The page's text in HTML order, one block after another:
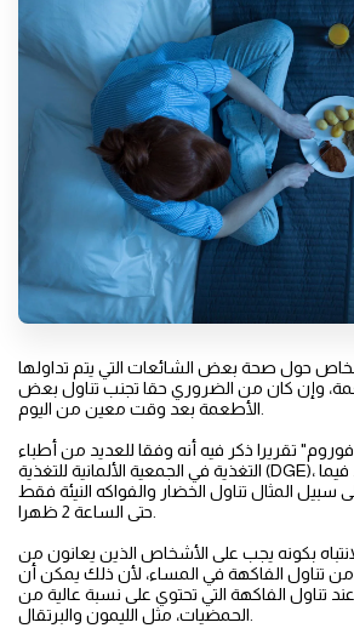
حول صحة بعض الشائعات التي يتم تداولها
وإن كان من الضروري حقا تجنب تناول بعض
الأطعمة بعد وقت معين من اليوم.
تقريرا ذكر فيه أنه وفقا للعديد من أطباء
التغذية في الجمعية الألمانية للتغذية (DGE)، لا يوجد دليل علمي مؤكد فيما
سبيل المثال تناول الخضار والفواكه النيئة فقط
حتى الساعة 2 ظهرا.
بكونه يجب على الأشخاص الذين يعانون من
من تناول الفاكهة في المساء، لأن ذلك يمكن أن
تناول الفاكهة التي تحتوي على نسبة عالية من
الحمضيات، مثل الليمون والبرتقال.